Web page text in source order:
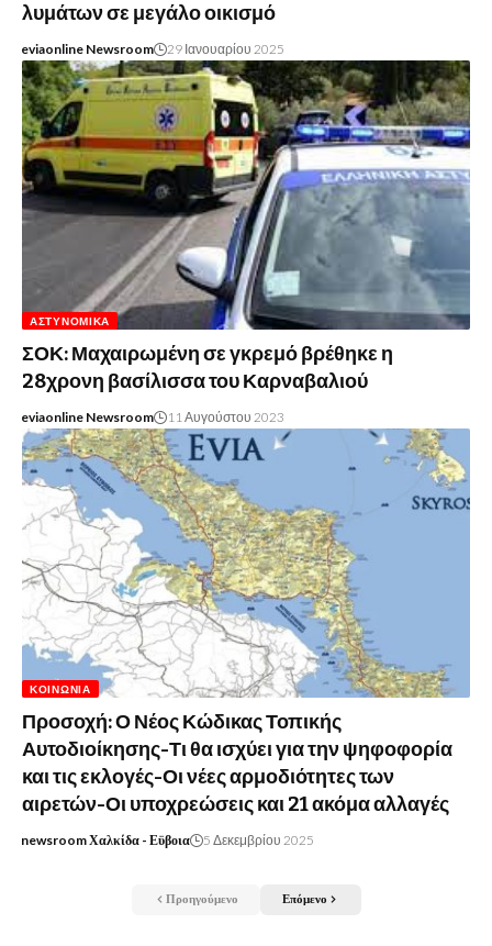
λυμάτων σε μεγάλο οικισμό
eviaonline Newsroom 29 Ιανουαρίου 2025
ΑΣΤΥΝΟΜΙΚΆ
ΣΟΚ: Μαχαιρωμένη σε γκρεμό βρέθηκε η
28χρονη βασίλισσα του Καρναβαλιού
eviaonline Newsroom 11 Αυγούστου 2023
ΚΟΙΝΩΝΊΑ
Προσοχή: Ο Νέος Κώδικας Τοπικής
Αυτοδιοίκησης-Τι θα ισχύει για την ψηφοφορία
και τις εκλογές-Οι νέες αρμοδιότητες των
αιρετών-Οι υποχρεώσεις και 21 ακόμα αλλαγές
newsroom Χαλκίδα - Εϋβοια 5 Δεκεμβρίου 2025
Προηγούμενο Επόμενο